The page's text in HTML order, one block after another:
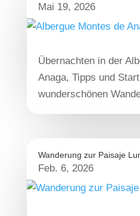
Mai 19, 2026
Übernachten in der
Anaga, Tipps und
wunderschönen
Wanderung zur Paisaje
Feb. 6, 2026